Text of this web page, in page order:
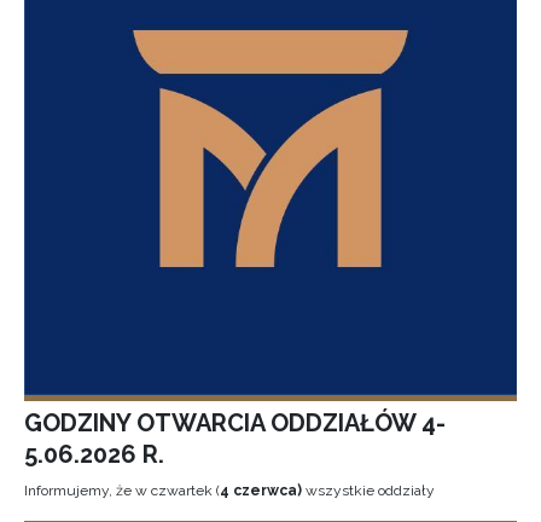
GODZINY OTWARCIA ODDZIAŁÓW 4-
5.06.2026 R.
Informujemy, że w czwartek (4 czerwca) wszystkie oddziały